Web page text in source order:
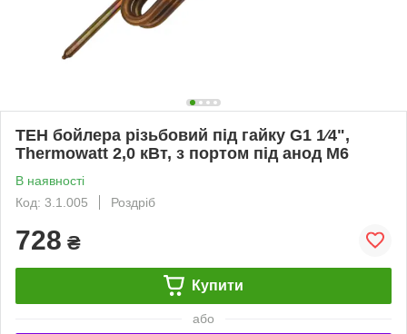
ТЕН бойлера різьбовий під гайку G1 1⁄4",
Thermowatt 2,0 кВт, з портом під анод М6
В наявності
Код: 3.1.005
Роздріб
728 ₴
Купити
або